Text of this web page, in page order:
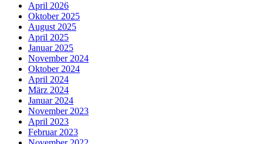
April 2026
Oktober 2025
August 2025
April 2025
Januar 2025
November 2024
Oktober 2024
April 2024
März 2024
Januar 2024
November 2023
April 2023
Februar 2023